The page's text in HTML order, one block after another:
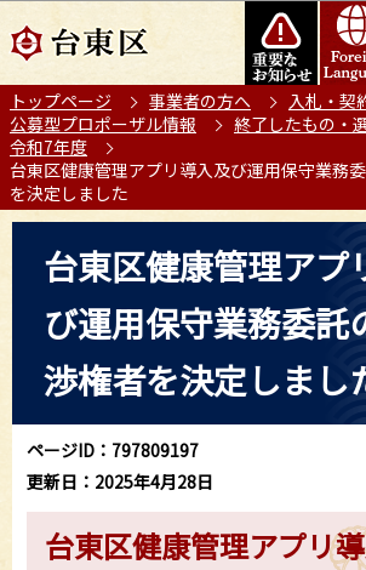
の
ー
ジ
の
先
頭
このページの本文へ移
トップページ 事業者の方へ
入札・契
公募型プロポーザル情報
終了したもの・
令和7年度
台東区健康管理アプリ導入及び運用保守業務
を決定しました
台東区健康管理アプ
び運用保守業務委託
渉権者を決定しまし
ページID：797809197
更新日：2025年4月28日
台東区健康管理アプリ